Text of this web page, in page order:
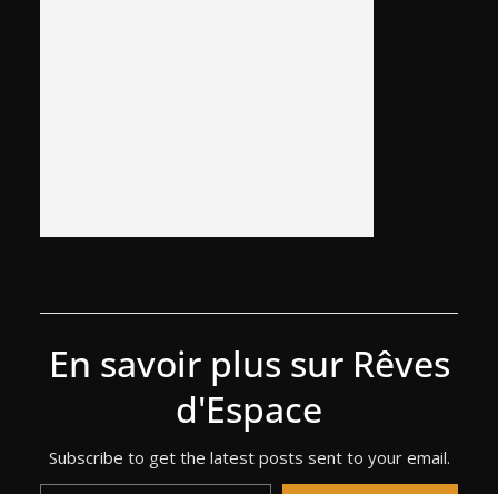
En savoir plus sur Rêves
d'Espace
Subscribe to get the latest posts sent to your email.
Saisissez votre adresse e-mail…